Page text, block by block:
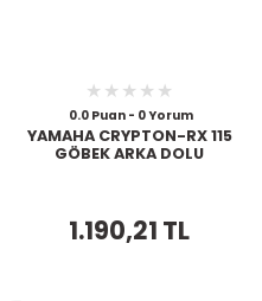
0.0 Puan - 0 Yorum
YAMAHA CRYPTON-RX 115
GÖBEK ARKA DOLU
1.190,21 TL